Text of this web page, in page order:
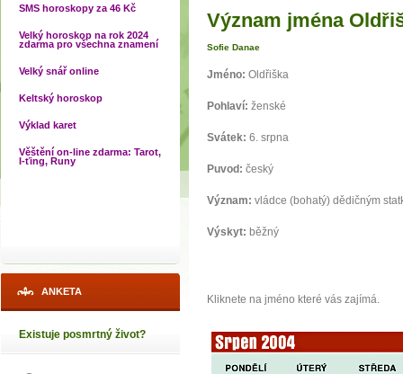
SMS horoskopy za 46 Kč
Velký horoskop na rok 2024
zdarma pro všechna znamení
Velký snář online
Keltský horoskop
Výklad karet
Věštění on-line zdarma: Tarot,
I-ťing, Runy
ANKETA
Existuje posmrtný život?
Význam jména
Sofie Danae
Jméno: Oldřiška
Pohlaví: ženské
Svátek: 6. srpna
Puvod: český
Význam: vládce (bohatý) dědičným
Výskyt: běžný
Kliknete na jméno které vás zajímá.